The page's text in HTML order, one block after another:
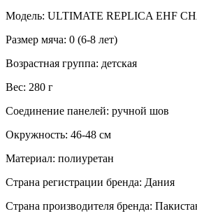
Модель: ULTIMATE REPLICA EHF
Размер мяча: 0 (6-8 лет)
Возрастная группа: детская
Вес: 280 г
Соединение панелей: ручной шов
Окружность: 46-48 см
Материал: полиуретан
Страна регистрации бренда: Дания
Страна производителя бренда: